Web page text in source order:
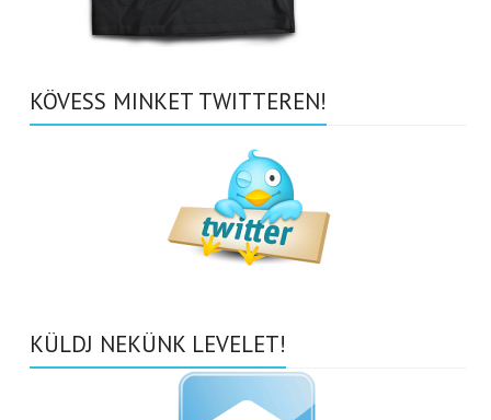
KÖVESS MINKET TWITTEREN!
KÜLDJ NEKÜNK LEVELET!